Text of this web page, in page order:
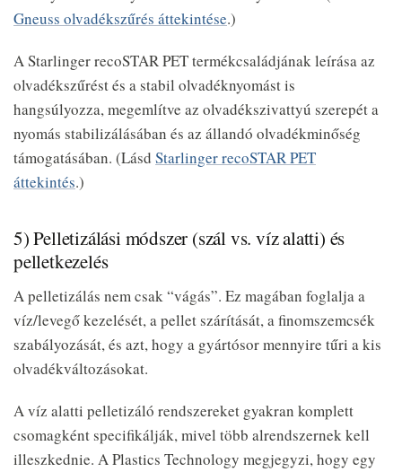
Gneuss olvadékszűrés áttekintése.)
A Starlinger recoSTAR PET termékcsaládjának leírása az
olvadékszűrést és a stabil olvadéknyomást is
hangsúlyozza, megemlítve az olvadékszivattyú szerepét a
nyomás stabilizálásában és az állandó olvadékminőség
támogatásában. (Lásd Starlinger recoSTAR PET
áttekintés.)
5) Pelletizálási módszer (szál vs. víz alatti) és
pelletkezelés
A pelletizálás nem csak “vágás”. Ez magában foglalja a
víz/levegő kezelését, a pellet szárítását, a finomszemcsék
szabályozását, és azt, hogy a gyártósor mennyire tűri a kis
olvadékváltozásokat.
A víz alatti pelletizáló rendszereket gyakran komplett
csomagként specifikálják, mivel több alrendszernek kell
illeszkednie. A Plastics Technology megjegyzi, hogy egy